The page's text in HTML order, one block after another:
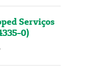
Serviços
0)